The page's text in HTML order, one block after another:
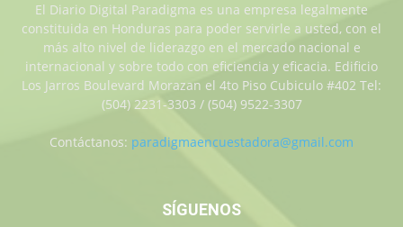
El Diario Digital Paradigma es una empresa legalmente
constituida en Honduras para poder servirle a usted, con el
más alto nivel de liderazgo en el mercado nacional e
internacional y sobre todo con eficiencia y eficacia. Edificio
Los Jarros Boulevard Morazan el 4to Piso Cubiculo #402 Tel:
(504) 2231-3303 / (504) 9522-3307
Contáctanos: paradigmaencuestadora@gmail.com
SÍGUENOS